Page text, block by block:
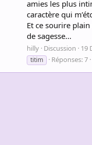
amies les plus
caractère qui
Et ce sourire
de sagesse...
hilly Discussion 19
titim
Réponses: 7